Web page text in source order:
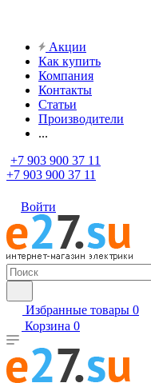
Акции
Как купить
Компания
Контакты
Статьи
Производители
...
+7 903 900 37 11
+7 903 900 37 11
Войти
Избранные товары 0
Корзина 0